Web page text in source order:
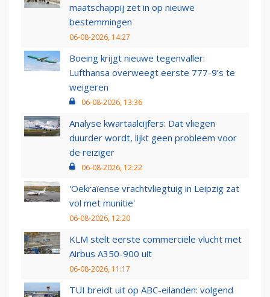
maatschappij zet in op nieuwe
bestemmingen
06-08-2026, 14:27
Boeing krijgt nieuwe tegenvaller:
Lufthansa overweegt eerste 777-9’s te
weigeren
06-08-2026, 13:36
Analyse kwartaalcijfers: Dat vliegen
duurder wordt, lijkt geen probleem voor
de reiziger
06-08-2026, 12:22
'Oekraïense vrachtvliegtuig in Leipzig zat
vol met munitie'
06-08-2026, 12:20
KLM stelt eerste commerciële vlucht met
Airbus A350-900 uit
06-08-2026, 11:17
TUI breidt uit op ABC-eilanden: volgend